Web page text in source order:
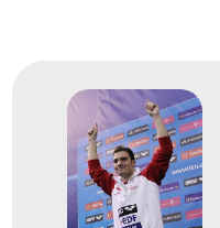
14. LEN
Európa-